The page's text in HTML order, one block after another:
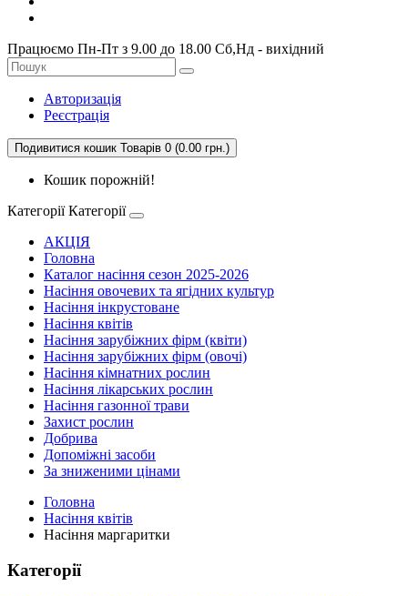
Працюємо Пн-Пт з 9.00 до 18.00 Сб,Нд - вихідний
Авторизація
Реєстрація
Подивитися кошик Товарів 0 (0.00 грн.)
Кошик порожній!
Категорії Категорії
АКЦІЯ
Головна
Каталог насіння сезон 2025-2026
Насіння овочевих та ягідних культур
Насіння інкрустоване
Насіння квітів
Насіння зарубіжних фірм (квіти)
Насіння зарубіжних фірм (овочі)
Насіння кімнатних рослин
Насіння лікарських рослин
Насіння газонної трави
Захист рослин
Добрива
Допоміжні засоби
За зниженими цінами
Головна
Насіння квітів
Насіння маргаритки
Категорії